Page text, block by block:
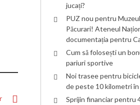
jucați?
PUZ nou pentru
Păcurari! Ateneul
documentația pentru
Cum să folosești un
pariuri sportive
Noi trasee pentru
de peste 10 kilometri în
Sprijin financiar pentru